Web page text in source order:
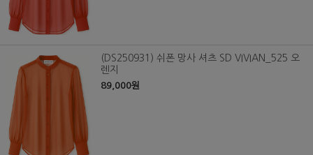
(DS250931) 쉬폰 망사 셔츠 SD VIVIAN_525 오
렌지
89,000원